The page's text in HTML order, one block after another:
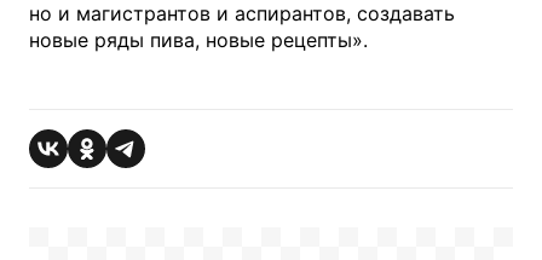
но и магистрантов и аспирантов, создавать
новые ряды пива, новые рецепты».